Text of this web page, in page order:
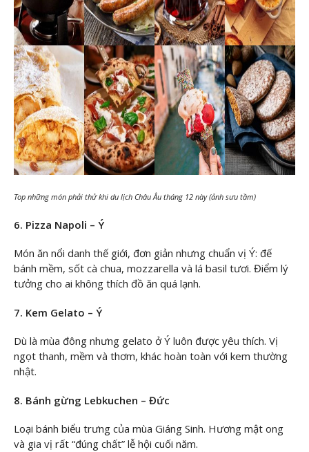
Top những món phải thử khi du lịch Châu Âu tháng 12 này (ảnh sưu tầm)
6. Pizza Napoli – Ý
Món ăn nổi danh thế giới, đơn giản nhưng chuẩn vị Ý: đế
bánh mềm, sốt cà chua, mozzarella và lá basil tươi. Điểm lý
tưởng cho ai không thích đồ ăn quá lạnh.
7. Kem Gelato – Ý
Dù là mùa đông nhưng gelato ở Ý luôn được yêu thích. Vị
ngọt thanh, mềm và thơm, khác hoàn toàn với kem thường
nhật.
8. Bánh gừng Lebkuchen – Đức
Loại bánh biểu trưng của mùa Giáng Sinh. Hương mật ong
và gia vị rất “đúng chất” lễ hội cuối năm.